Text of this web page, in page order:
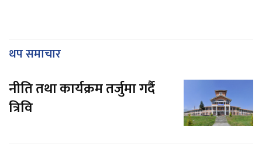
थप समाचार
नीति तथा कार्यक्रम तर्जुमा गर्दै
त्रिवि